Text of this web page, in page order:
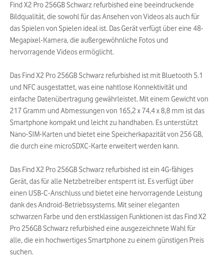
Find X2 Pro 256GB Schwarz refurbished eine beeindruckende
Bildqualität, die sowohl für das Ansehen von Videos als auch für
das Spielen von Spielen ideal ist. Das Gerät verfügt über eine 48-
Megapixel-Kamera, die außergewöhnliche Fotos und
hervorragende Videos ermöglicht.
Das Find X2 Pro 256GB Schwarz refurbished ist mit Bluetooth 5.1
und NFC ausgestattet, was eine nahtlose Konnektivität und
einfache Datenübertragung gewährleistet. Mit einem Gewicht von
217 Gramm und Abmessungen von 165,2 x 74,4 x 8,8 mm ist das
Smartphone kompakt und leicht zu handhaben. Es unterstützt
Nano-SIM-Karten und bietet eine Speicherkapazität von 256 GB,
die durch eine microSDXC-Karte erweitert werden kann.
Das Find X2 Pro 256GB Schwarz refurbished ist ein 4G-fähiges
Gerät, das für alle Netzbetreiber entsperrt ist. Es verfügt über
einen USB-C-Anschluss und bietet eine hervorragende Leistung
dank des Android-Betriebssystems. Mit seiner eleganten
schwarzen Farbe und den erstklassigen Funktionen ist das Find X2
Pro 256GB Schwarz refurbished eine ausgezeichnete Wahl für
alle, die ein hochwertiges Smartphone zu einem günstigen Preis
suchen.